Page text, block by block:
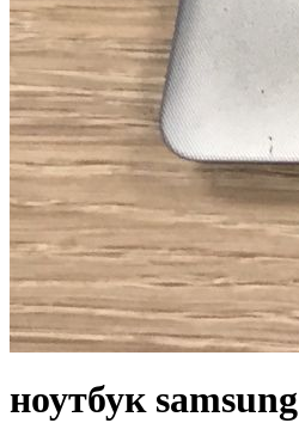
ноутбук samsung